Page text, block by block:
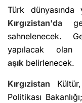
Türk dünyasında
Kırgızistan'da
sahnelenecek.
yapılacak
aşık belirlenecek.
Kırgızistan
Politikası